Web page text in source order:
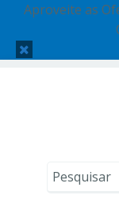
Aproveite as